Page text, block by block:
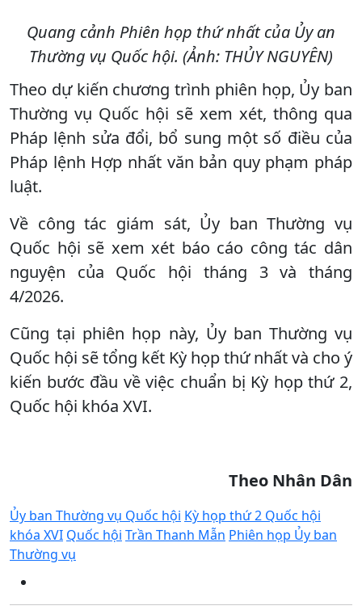
Quang cảnh Phiên họp thứ nhất của Ủy an
Thường vụ Quốc hội. (Ảnh: THỦY NGUYÊN)
Theo dự kiến chương trình phiên họp, Ủy ban
Thường vụ Quốc hội sẽ xem xét, thông qua
Pháp lệnh sửa đổi, bổ sung một số điều của
Pháp lệnh Hợp nhất văn bản quy phạm pháp
luật.
Về công tác giám sát, Ủy ban Thường vụ
Quốc hội sẽ xem xét báo cáo công tác dân
nguyện của Quốc hội tháng 3 và tháng
4/2026.
Cũng tại phiên họp này, Ủy ban Thường vụ
Quốc hội sẽ tổng kết Kỳ họp thứ nhất và cho ý
kiến bước đầu về việc chuẩn bị Kỳ họp thứ 2,
Quốc hội khóa XVI.
Theo Nhân Dân
Ủy ban Thường vụ Quốc hội Kỳ họp thứ 2 Quốc hội
khóa XVI Quốc hội Trần Thanh Mẫn Phiên họp Ủy ban
Thường vụ